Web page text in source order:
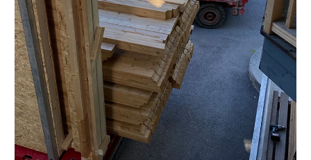
Previous Next